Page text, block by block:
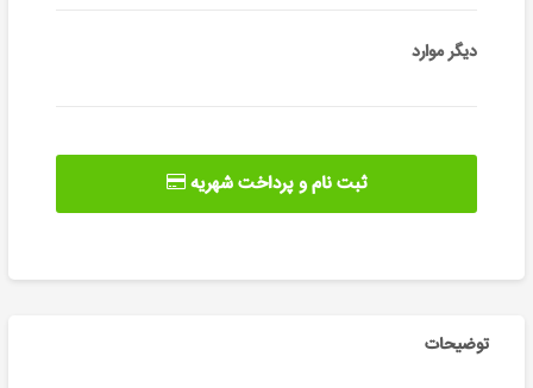
دیگر موارد
ثبت نام و پرداخت شهریه
توضیحات